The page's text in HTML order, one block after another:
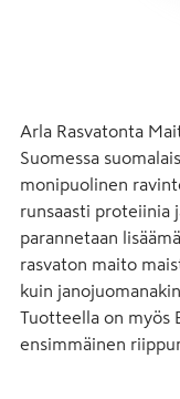
Arla Rasvatonta
Suomessa
monipuolinen
runsaasti proteiinia
parannetaan
rasvaton maito
kuin
Tuotteella on myös
ensimmäinen